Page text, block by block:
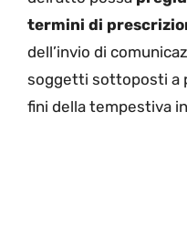
termini di
dell’invio di
soggetti sottoposti a
fini della tempestiva